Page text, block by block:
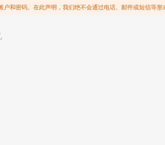
和密码。在此声明，我们绝不会通过电话、邮件或短信等